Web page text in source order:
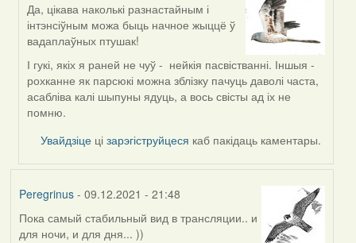
In
reply
to
by
corvus
Да, цікава наколькі разнастайным і
інтэнсіўным можа быць начное жыццё ў
вадаплаўных птушак!
І гукі, якіх я раней не чуў - нейкія пасвістванні. Іншыя -
рохканне як парсюкі можна зблізку пачуць даволі часта,
асабліва калі шыпуны ядуць, а вось свісты ад іх не
помню.
Увайдзіце цізарэгіструйцеся каб пакідаць каментары.
Peregrinus- 09.12.2021 - 21:48
Пока самый стабильный вид в трансляции.. и
для ночи, и для дня... ))